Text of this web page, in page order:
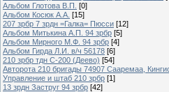
Альбом Глотова В.П. [0]
Альбом Косюк А.А. [15]
207 зрбр 7 зрдн =Галка= Пюсси [12]
Альбом Митькина А.П. 94 зрбр [5]
Альбом Мирного М.Ф. 94 зрбр [4]
Альбом Гирда Л.И. в/ч 56178 [6]
210 зрбр тдн С-200 (Деево) [54]
Авторота 210 бригады 74907 Сааремаа,
Управление и штаб 210 зрбр [1]
13 зрдн Заструг 94 зрбр [42]